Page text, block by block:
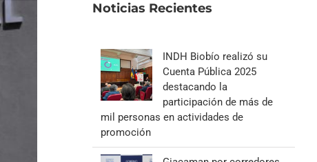
Noticias Recientes
INDH Biobío realizó su
Cuenta Pública 2025
destacando la
participación de más de
mil personas en actividades de
promoción